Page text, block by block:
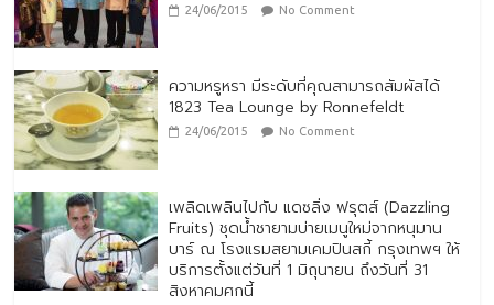
24/06/2015 No Comment
ความหรูหรา มีระดับที่คุณสามารถสัมผัสได้
1823 Tea Lounge by Ronnefeldt
24/06/2015 No Comment
เพลิดเพลินไปกับ แดซลิ่ง ฟรุตส์ (Dazzling
Fruits) ชุดน้ำชายามบ่ายเมนูใหม่จากหนุมาน
บาร์ ณ โรงแรมสยามเคมปินสกี้ กรุงเทพฯ ให้
บริการตั้งแต่วันที่ 1 มิถุนายน ถึงวันที่ 31
สิงหาคมศกนี้